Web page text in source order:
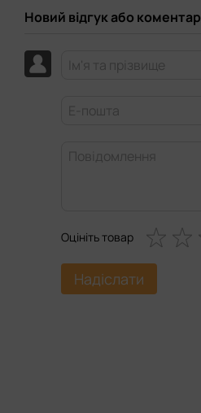
Новий відгук або коментар
Оцініть товар
Надіслати